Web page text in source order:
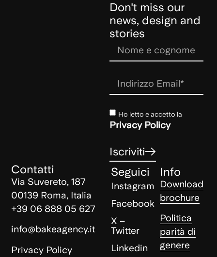
Don't miss our
news, design and
stories
Ho letto e accetto la
Privacy Policy
Iscriviti
Contatti
Via Suvereto, 187
00139 Roma, Italia
+39 06 888 05 627
info@bakeagency.it
Privacy Policy
Seguici
Instagram
Facebook
X –
Twitter
Linkedin
Info
Download
brochure
Politica
parità di
genere